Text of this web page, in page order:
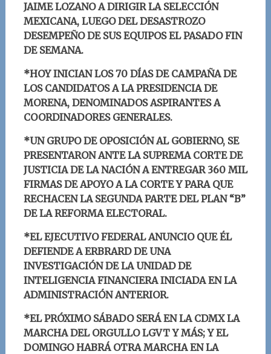
JAIME LOZANO A DIRIGIR LA SELECCIÓN
MEXICANA, LUEGO DEL DESASTROZO
DESEMPEÑO DE SUS EQUIPOS EL PASADO FIN
DE SEMANA.
*HOY INICIAN LOS 70 DÍAS DE CAMPAÑA DE
LOS CANDIDATOS A LA PRESIDENCIA DE
MORENA, DENOMINADOS ASPIRANTES A
COORDINADORES GENERALES.
*UN GRUPO DE OPOSICIÓN AL GOBIERNO, SE
PRESENTARON ANTE LA SUPREMA CORTE DE
JUSTICIA DE LA NACIÓN A ENTREGAR 360 MIL
FIRMAS DE APOYO A LA CORTE Y PARA QUE
RECHACEN LA SEGUNDA PARTE DEL PLAN “B”
DE LA REFORMA ELECTORAL.
*EL EJECUTIVO FEDERAL ANUNCIO QUE ÉL
DEFIENDE A ERBRARD DE UNA
INVESTIGACIÓN DE LA UNIDAD DE
INTELIGENCIA FINANCIERA INICIADA EN LA
ADMINISTRACIÓN ANTERIOR.
*EL PRÓXIMO SÁBADO SERÁ EN LA CDMX LA
MARCHA DEL ORGULLO LGVT Y MÁS; Y EL
DOMINGO HABRÁ OTRA MARCHA EN LA